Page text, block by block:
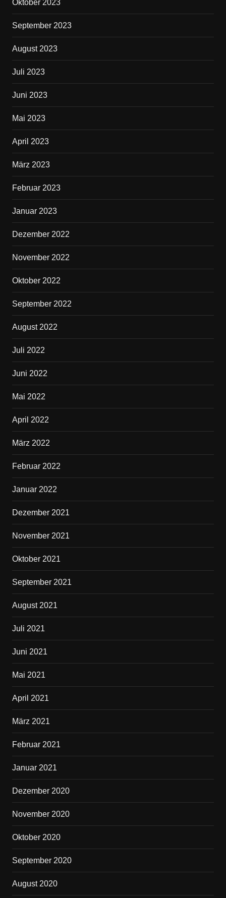
Oktober 2023
September 2023
August 2023
Juli 2023
Juni 2023
Mai 2023
April 2023
März 2023
Februar 2023
Januar 2023
Dezember 2022
November 2022
Oktober 2022
September 2022
August 2022
Juli 2022
Juni 2022
Mai 2022
April 2022
März 2022
Februar 2022
Januar 2022
Dezember 2021
November 2021
Oktober 2021
September 2021
August 2021
Juli 2021
Juni 2021
Mai 2021
April 2021
März 2021
Februar 2021
Januar 2021
Dezember 2020
November 2020
Oktober 2020
September 2020
August 2020